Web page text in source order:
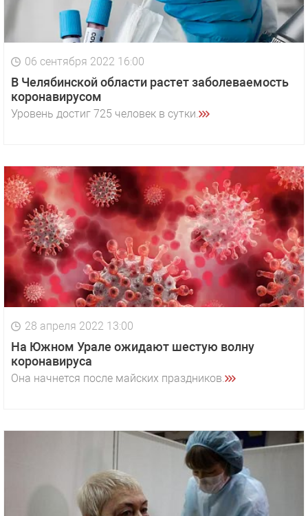
06 сентября 2022 16:00
В Челябинской области растет заболеваемость
коронавирусом
Уровень достиг 725 человек в сутки.
28 апреля 2022 13:00
На Южном Урале ожидают шестую волну
коронавируса
Она начнется после майских праздников.